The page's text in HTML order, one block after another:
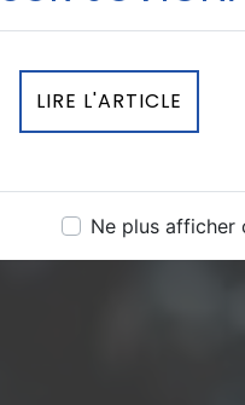
LIRE L'ARTICLE
Ne plus afficher